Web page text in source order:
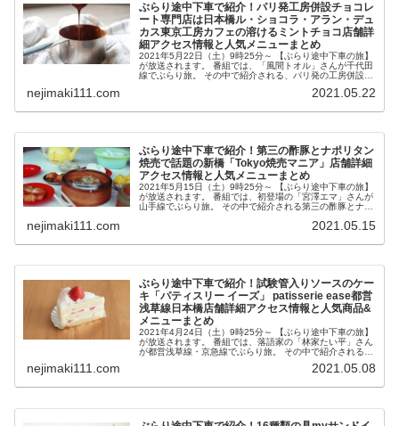
ぶらり途中下車で紹介！パリ発工房併設チョコレ
ート専門店は日本橋ル・ショコラ・アラン・デュ
カス東京工房カフェの溶けるミントチョコ店舗詳
細アクセス情報と人気メニューまとめ
2021年5月22日（土）9時25分～ 【ぶらり途中下車の旅】
が放送されます。 番組では、「風間トオル」さんが千代田
線でぶらり旅。 その中で紹介される、パリ発の工房併設チ
nejimaki111.com 2021.05.22
ぶらり途中下車で紹介！第三の酢豚とナポリタン
焼売で話題の新橋「Tokyo焼売マニア」店舗詳細
アクセス情報と人気メニューまとめ
2021年5月15日（土）9時25分～ 【ぶらり途中下車の旅】
が放送されます。 番組では、初登場の「宮澤エマ」さんが
山手線でぶらり旅。 その中で紹介される第三の酢豚とナポ
nejimaki111.com 2021.05.15
ぶらり途中下車で紹介！試験管入りソースのケー
キ「パティスリー イーズ」 patisserie ease都営
浅草線日本橋店舗詳細アクセス情報と人気商品&
メニューまとめ
2021年4月24日（土）9時25分～ 【ぶらり途中下車の旅】
が放送されます。 番組では、落語家の「林家たい平」さん
が都営浅草線・京急線でぶらり旅。 その中で紹介される試
nejimaki111.com 2021.05.08